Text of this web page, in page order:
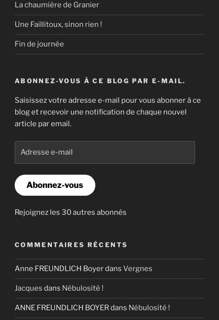
La chaumière de Granier
Une Faillitoux, sinon rien !
Fin de journée
ABONNEZ-VOUS À CE BLOG PAR E-MAIL.
Saisissez votre adresse e-mail pour vous abonner à ce
blog et recevoir une notification de chaque nouvel
article par email.
Abonnez-vous
Rejoignez les 30 autres abonnés
COMMENTAIRES RÉCENTS
Anne FREUNDLICH Boyerdans Vergnes
Jacques dans Nébulosité !
ANNE FREUNDLICH BOYERdans Nébulosité !